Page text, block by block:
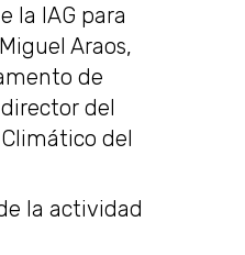
la IAG para
Araos,
de
del
del
la actividad